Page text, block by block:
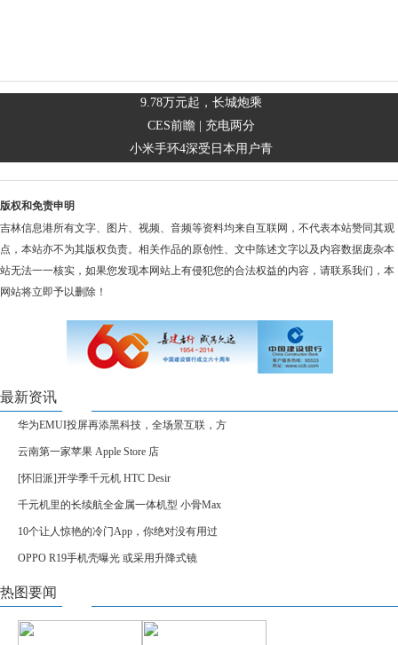
9.78万元起，长城炮乘
CES前瞻 | 充电两分
小米手环4深受日本用户青
版权和免责申明
吉林信息港所有文字、图片、视频、音频等资料均来自互联网，不代表本站赞同其观
点，本站亦不为其版权负责。相关作品的原创性、文中陈述文字以及内容数据庞杂本
站无法一一核实，如果您发现本网站上有侵犯您的合法权益的内容，请联系我们，本
网站将立即予以删除！
最新资讯
华为EMUI投屏再添黑科技，全场景互联，方
云南第一家苹果 Apple Store 店
[怀旧派]开学季千元机 HTC Desir
千元机里的长续航全金属一体机型 小骨Max
10个让人惊艳的冷门App，你绝对没有用过
OPPO R19手机壳曝光 或采用升降式镜
热图要闻